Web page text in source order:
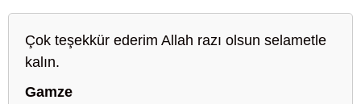
Çok teşekkür ederim Allah razı olsun selametle
kalın.
Gamze